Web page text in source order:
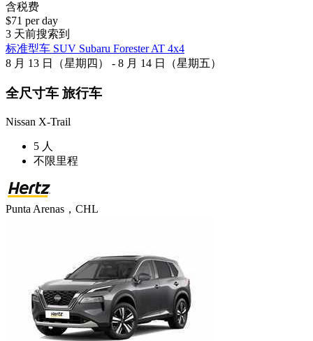
含税费
$71 per day
3 天前搜索到
标准型车 SUV Subaru Forester AT 4x4
8 月 13 日（星期四） - 8 月 14 日（星期五）
全尺寸车 旅行车
Nissan X-Trail
5 人
不限里程
Punta Arenas，CHL